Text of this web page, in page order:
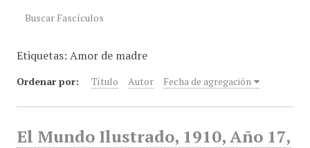
Buscar Fascículos
Etiquetas: Amor de madre
Ordenar por: Título Autor Fecha de agregación
El Mundo Ilustrado, 1910, Año 17,